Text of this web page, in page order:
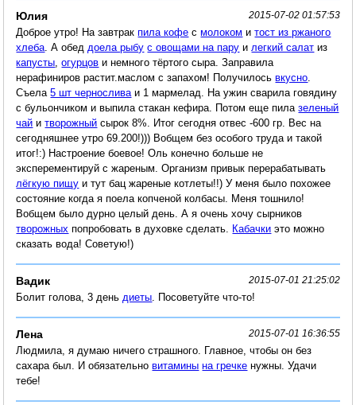
Юлия 2015-07-02 01:57:53
Доброе утро! На завтракпила кофе смолоком итост из ржаного
хлеба . А обед доела рыбу с овощами на пару и легкий салат из
капусты ,огурцов и немного тёртого сыра. Заправила
нерафиниров растит.маслом с запахом! Получилосьвкусно
Съела5 шт чернослива и 1 мармелад. На ужин сварила говядину
с бульончиком и выпила стакан кефира. Потом еще пилазеленый
чай итворожный сырок 8%. Итог сегодня отвес -600 гр. Вес на
сегодняшнее утро 69.200!))) Вобщем без особого труда и такой
итог!:) Настроение боевое! Оль конечно больше не
эксперементируй с жареным. Организм привык перерабатывать
лёгкую пищу и тут бац жареные котлеты!!) У меня было похожее
состояние когда я поела копченой колбасы. Меня тошнило!
Вобщем было дурно целый день. А я очень хочу сырников
творожных попробовать в духовке сделать. Кабачки это можно
сказать вода! Советую!)
Вадик 2015-07-01 21:25:02
Болит голова, 3 день диеты . Посоветуйте что-то!
Лена 2015-07-01 16:36:55
Людмила, я думаю ничего страшного. Главное, чтобы он без
сахара был. И обязательновитамины на гречке нужны. Удачи
тебе!